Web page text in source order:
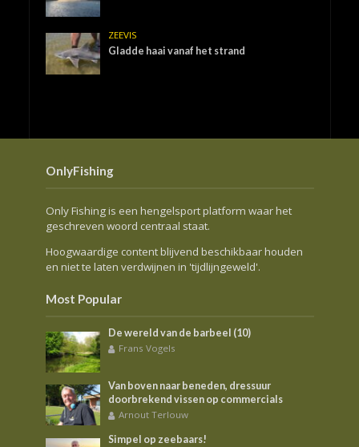
ZEEVIS
Gladde haai vanaf het strand
OnlyFishing
Only Fishing is een hengelsport platform waar het
geschreven woord centraal staat.
Hoogwaardige content blijvend beschikbaar houden
en niet te laten verdwijnen in 'tijdlijngeweld'.
Most Popular
De wereld van de barbeel (10)
Frans Vogels
Van boven naar beneden, dressuur
doorbrekend vissen op commercials
Arnout Terlouw
Simpel op zeebaars!